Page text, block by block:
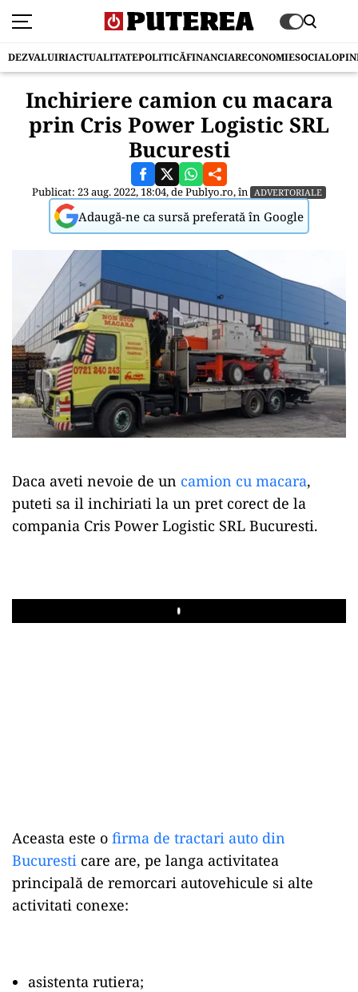
DEZVALUIRIACTUALITATEPOLITICĂFINANCIARECONOMIESOCIAL
Inchiriere camion cu macara
prin Cris Power Logistic SRL
Bucuresti
Publicat: 23 aug. 2022, 18:04, dePublyo.ro, în ADVERTORIALE
Adaugă-ne ca sursă preferată în Google
Daca aveti nevoie de un camion cu macara,
puteti sa il inchiriati la un pret corect de la
compania Cris Power Logistic SRL Bucuresti.
Play
Aceasta este o firma de tractari auto din
Bucuresti care are, pe langa activitatea
principală de remorcari autovehicule si alte
activitati conexe:
asistenta rutiera;